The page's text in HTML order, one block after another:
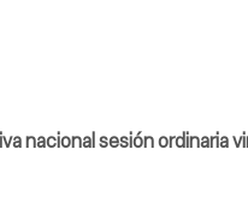
nacional sesión ordinaria